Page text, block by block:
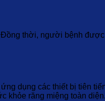
thời, người bệnh
dụng các thiết bị tiên
khỏe răng miệng toàn